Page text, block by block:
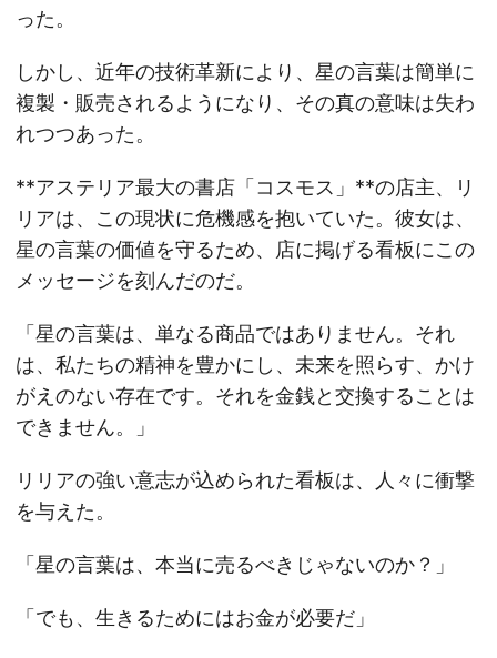
った。
しかし、近年の技術革新により、星の言葉は簡単に
複製・販売されるようになり、その真の意味は失わ
れつつあった。
**アステリア最大の書店「コスモス」**の店主、リ
リアは、この現状に危機感を抱いていた。彼女は、
星の言葉の価値を守るため、店に掲げる看板にこの
メッセージを刻んだのだ。
「星の言葉は、単なる商品ではありません。それ
は、私たちの精神を豊かにし、未来を照らす、かけ
がえのない存在です。それを金銭と交換することは
できません。」
リリアの強い意志が込められた看板は、人々に衝撃
を与えた。
「星の言葉は、本当に売るべきじゃないのか？」
「でも、生きるためにはお金が必要だ」